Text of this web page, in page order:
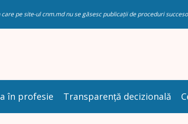
pe site-ul cnm.md nu se găsesc publicații de proceduri
în profesie Transparență decizională